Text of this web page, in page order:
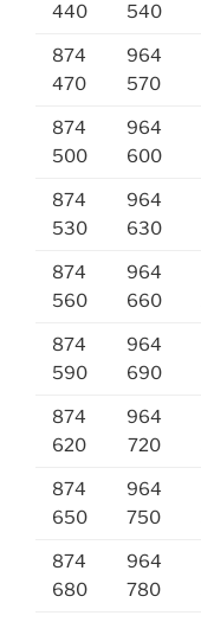
440
540
874
470
964
570
874
500
964
600
874
530
964
630
874
560
964
660
874
590
964
690
874
620
964
720
874
650
964
750
874
680
964
780